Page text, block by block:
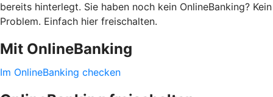
bereits hinterlegt. Sie haben noch kein OnlineBanking? Kein
Problem. Einfach hier freischalten.
Mit OnlineBanking
Im OnlineBanking checken